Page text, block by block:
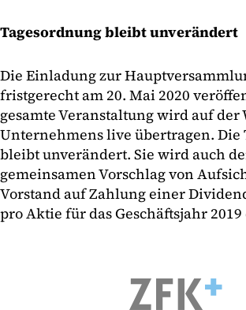
Tagesordnung bleibt unverändert
Die Einladung zur
fristgerecht am 20. Mai 2020
gesamte Veranstaltung wird auf der
Unternehmens live übertragen. Die
bleibt unverändert. Sie wird auch
gemeinsamen Vorschlag von
Vorstand auf Zahlung einer
pro Aktie für das Geschäftsjahr